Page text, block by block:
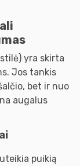
yra skirta
Jos tankis
bet ir nuo
augalus
puikią